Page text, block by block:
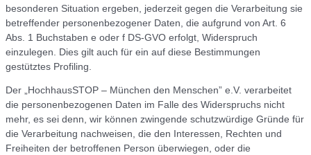
besonderen Situation ergeben, jederzeit gegen die Verarbeitung sie
betreffender personenbezogener Daten, die aufgrund von Art. 6
Abs. 1 Buchstaben e oder f DS-GVO erfolgt, Widerspruch
einzulegen. Dies gilt auch für ein auf diese Bestimmungen
gestütztes Profiling.
Der „HochhausSTOP – München den Menschen” e.V. verarbeitet
die personenbezogenen Daten im Falle des Widerspruchs nicht
mehr, es sei denn, wir können zwingende schutzwürdige Gründe für
die Verarbeitung nachweisen, die den Interessen, Rechten und
Freiheiten der betroffenen Person überwiegen, oder die